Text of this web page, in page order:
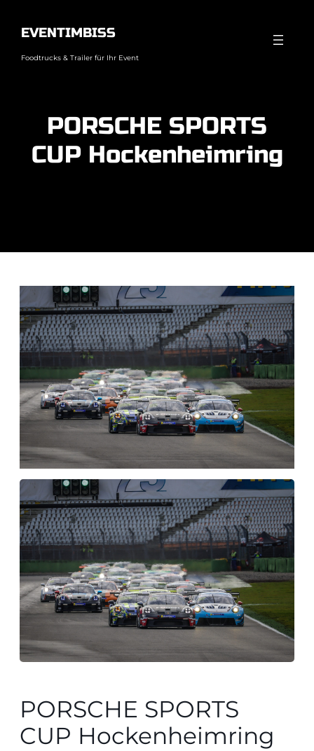
wechseln
EVENTIMBISS
Foodtrucks & Trailer für Ihr Event
PORSCHE SPORTS
CUP Hockenheimring
PORSCHE SPORTS
CUP Hockenheimring